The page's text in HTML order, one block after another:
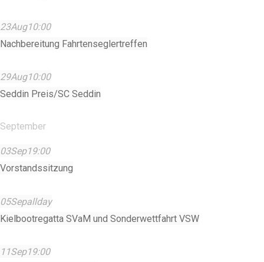
23Aug10:00
Nachbereitung Fahrtenseglertreffen
29Aug10:00
Seddin Preis/SC Seddin
September
03Sep19:00
Vorstandssitzung
05Sepallday
Kielbootregatta SVaM und Sonderwettfahrt VSW
11Sep19:00